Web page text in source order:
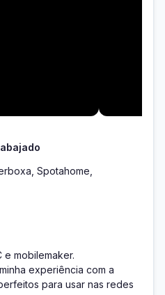
Spotahome,
e mobilemaker.
experiência com a
para usar nas redes